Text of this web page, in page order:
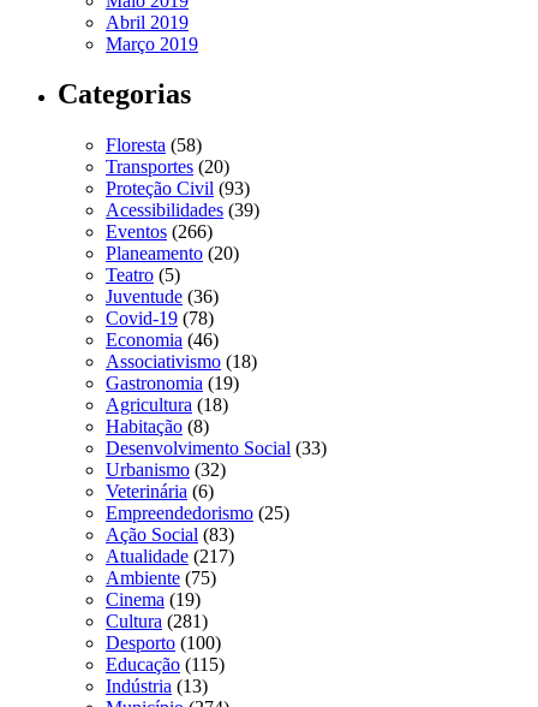
Abril 2019
Março 2019
Categorias
Floresta (58)
Transportes (20)
Proteção Civil (93)
Acessibilidades (39)
Eventos (266)
Planeamento (20)
Teatro (5)
Juventude (36)
Covid-19 (78)
Economia (46)
Associativismo (18)
Gastronomia (19)
Agricultura (18)
Habitação (8)
Desenvolvimento Social (33)
Urbanismo (32)
Veterinária (6)
Empreendedorismo (25)
Ação Social (83)
Atualidade (217)
Ambiente (75)
Cinema (19)
Cultura (281)
Desporto (100)
Educação (115)
Indústria (13)